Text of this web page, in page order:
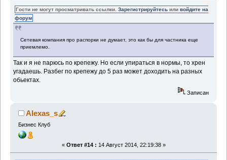
Гости не могут просматривать ссылки.Зарегистрируйтесь иливойдите на
форум
Сетевая компания про распорки не думает, это как бы для частника еще
приемлемо.
Так и я не парюсь по крепежу. Но если упираться в нормы, то хрен
угадаешь. Разбег по крепежу до 5 раз может доходить на разных
обьектах.
Записан
Alexas_s
Бизнес Клуб
« Ответ #14 : 14 Август 2014, 22:19:38 »